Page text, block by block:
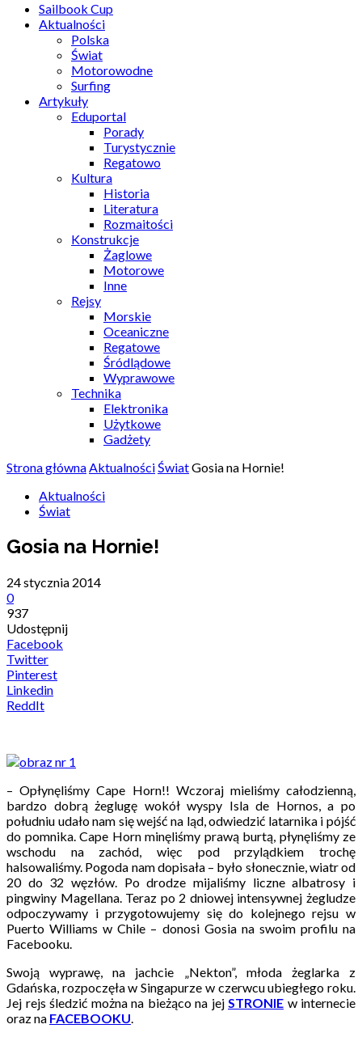
Sailbook Cup
Aktualności
Polska
Świat
Motorowodne
Surfing
Artykuły
Eduportal
Porady
Turystycznie
Regatowo
Kultura
Historia
Literatura
Rozmaitości
Konstrukcje
Żaglowe
Motorowe
Inne
Rejsy
Morskie
Oceaniczne
Regatowe
Śródlądowe
Wyprawowe
Technika
Elektronika
Użytkowe
Gadżety
Strona głównaAktualnościŚwiatGosia na Hornie!
Aktualności
Świat
Gosia na Hornie!
24 stycznia 2014
0
937
Udostępnij
Facebook
Twitter
Pinterest
Linkedin
ReddIt
– Opłynęliśmy Cape Horn!! Wczoraj mieliśmy całodzienną,
bardzo dobrą żeglugę wokół wyspy Isla de Hornos, a po
południu udało nam się wejść na ląd, odwiedzić latarnika i pójść
do pomnika. Cape Horn minęliśmy prawą burtą, płynęliśmy ze
wschodu na zachód, więc pod przylądkiem trochę
halsowaliśmy. Pogoda nam dopisała – było słonecznie, wiatr od
20 do 32 węzłów. Po drodze mijaliśmy liczne albatrosy i
pingwiny Magellana. Teraz po 2 dniowej intensywnej żegludze
odpoczywamy i przygotowujemy się do kolejnego rejsu w
Puerto Williams w Chile – donosi Gosia na swoim profilu na
Facebooku.
Swoją wyprawę, na jachcie „Nekton”, młoda żeglarka z
Gdańska, rozpoczęła w Singapurze w czerwcu ubiegłego roku.
Jej rejs śledzić można na bieżąco na jej STRONIE w internecie
oraz na FACEBOOKU.